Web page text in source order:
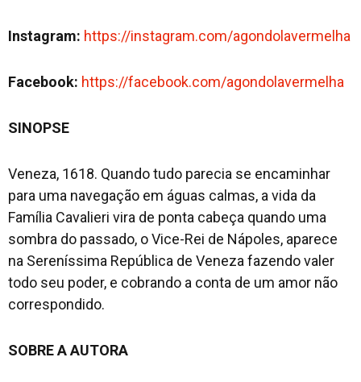
Instagram: https://instagram.com/agondolavermelha
Facebook: https://facebook.com/agondolavermelha
SINOPSE
Veneza, 1618. Quando tudo parecia se encaminhar
para uma navegação em águas calmas, a vida da
Família Cavalieri vira de ponta cabeça quando uma
sombra do passado, o Vice-Rei de Nápoles, aparece
na Sereníssima República de Veneza fazendo valer
todo seu poder, e cobrando a conta de um amor não
correspondido.
SOBRE A AUTORA